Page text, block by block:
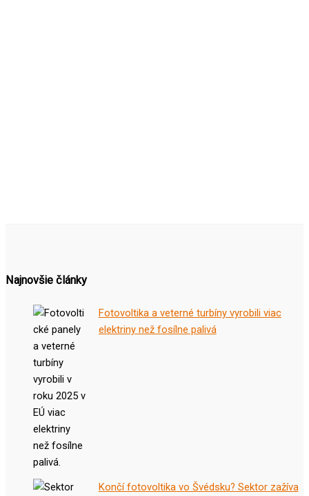
Najnovšie články
Fotovoltika a veterné turbíny vyrobili viac
elektriny než fosílne palivá
Končí fotovoltika vo Švédsku? Sektor zažíva